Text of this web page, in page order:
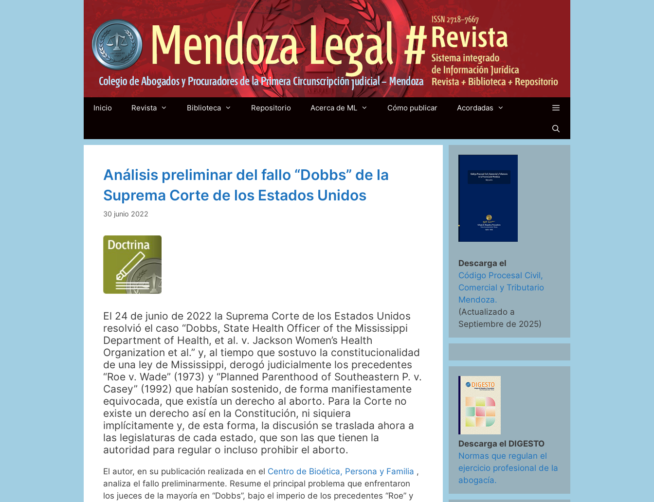
Inicio Revista Biblioteca Repositorio Acerca de ML Cómo publicar Acordadas
Análisis preliminar del fallo “Dobbs” de la
Suprema Corte de los Estados Unidos
30 junio 2022
El 24 de junio de 2022 la Suprema Corte de los Estados Unidos
resolvió el caso “Dobbs, State Health Officer of the Mississippi
Department of Health, et al. v. Jackson Women’s Health
Organization et al.” y, al tiempo que sostuvo la constitucionalidad
de una ley de Mississippi, derogó judicialmente los precedentes
“Roe v. Wade” (1973) y “Planned Parenthood of Southeastern P. v.
Casey” (1992) que habían sostenido, de forma manifiestamente
equivocada, que existía un derecho al aborto. Para la Corte no
existe un derecho así en la Constitución, ni siquiera
implícitamente y, de esta forma, la discusión se traslada ahora a
las legislaturas de cada estado, que son las que tienen la
autoridad para regular o incluso prohibir el aborto.
El autor, en su publicación realizada en el Centro de Bioética, Persona y Familia ,
analiza el fallo preliminarmente. Resume el principal problema que enfrentaron
los jueces de la mayoría en “Dobbs”, bajo el imperio de los precedentes “Roe” y
Descarga el
Código Procesal Civil,
Comercial y Tributario
Mendoza.
(Actualizado a
Septiembre de 2025)
Descarga el DIGESTO
Normas que regulan el
ejercicio profesional de la
abogacía.